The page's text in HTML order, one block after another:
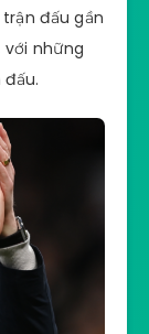
đấu gần
với những